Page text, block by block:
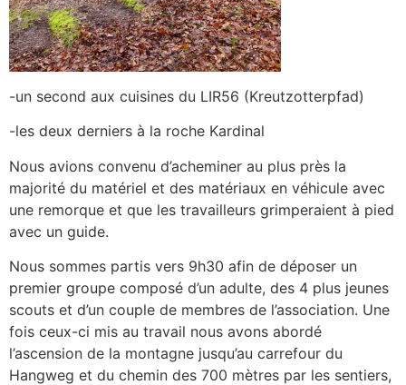
-un second aux cuisines du LIR56 (Kreutzotterpfad)
-les deux derniers à la roche Kardinal
Nous avions convenu d’acheminer au plus près la
majorité du matériel et des matériaux en véhicule avec
une remorque et que les travailleurs grimperaient à pied
avec un guide.
Nous sommes partis vers 9h30 afin de déposer un
premier groupe composé d’un adulte, des 4 plus jeunes
scouts et d’un couple de membres de l’association. Une
fois ceux-ci mis au travail nous avons abordé
l’ascension de la montagne jusqu’au carrefour du
Hangweg et du chemin des 700 mètres par les sentiers,